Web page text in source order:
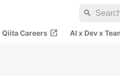
search
Qiita Careers open_in_new AI x Dev x